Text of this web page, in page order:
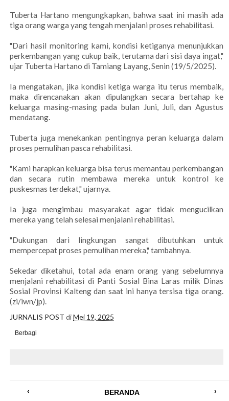
Tuberta Hartano mengungkapkan, bahwa saat ini masih ada
tiga orang warga yang tengah menjalani proses rehabilitasi.
"Dari hasil monitoring kami, kondisi ketiganya menunjukkan
perkembangan yang cukup baik, terutama dari sisi daya ingat,"
ujar Tuberta Hartano di Tamiang Layang, Senin (19/5/2025).
Ia mengatakan, jika kondisi ketiga warga itu terus membaik,
maka direncanakan akan dipulangkan secara bertahap ke
keluarga masing-masing pada bulan Juni, Juli, dan Agustus
mendatang.
Tuberta juga menekankan pentingnya peran keluarga dalam
proses pemulihan pasca rehabilitasi.
"Kami harapkan keluarga bisa terus memantau perkembangan
dan secara rutin membawa mereka untuk kontrol ke
puskesmas terdekat," ujarnya.
Ia juga mengimbau masyarakat agar tidak mengucilkan
mereka yang telah selesai menjalani rehabilitasi.
"Dukungan dari lingkungan sangat dibutuhkan untuk
mempercepat proses pemulihan mereka," tambahnya.
Sekedar diketahui, total ada enam orang yang sebelumnya
menjalani rehabilitasi di Panti Sosial Bina Laras milik Dinas
Sosial Provinsi Kalteng dan saat ini hanya tersisa tiga orang.
(zi/iwn/jp).
JURNALIS POST diMei 19, 2025
Berbagi
‹ ›
BERANDA